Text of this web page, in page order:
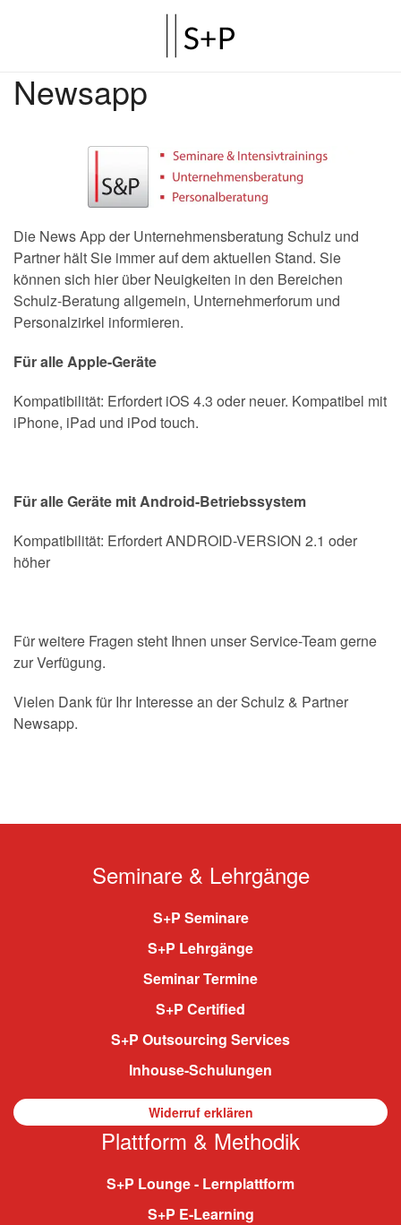
Newsapp
Die News App der Unternehmensberatung Schulz und
Partner hält Sie immer auf dem aktuellen Stand. Sie
können sich hier über Neuigkeiten in den Bereichen
Schulz-Beratung allgemein, Unternehmerforum und
Personalzirkel informieren.
Für alle Apple-Geräte
Kompatibilität: Erfordert iOS 4.3 oder neuer. Kompatibel mit
iPhone, iPad und iPod touch.
Für alle Geräte mit Android-Betriebssystem
Kompatibilität: Erfordert ANDROID-VERSION 2.1 oder
höher
Für weitere Fragen steht Ihnen unser Service-Team gerne
zur Verfügung.
Vielen Dank für Ihr Interesse an der Schulz & Partner
Newsapp.
Seminare & Lehrgänge
S+P Seminare
S+P Lehrgänge
Seminar Termine
S+P Certified
S+P Outsourcing Services
Inhouse-Schulungen
Widerruf erklären
Plattform & Methodik
S+P Lounge - Lernplattform
S+P E-Learning